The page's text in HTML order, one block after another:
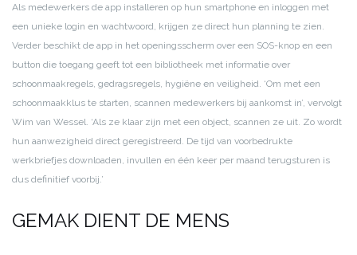
Als medewerkers de app installeren op hun smartphone en inloggen met
een unieke login en wachtwoord, krijgen ze direct hun planning te zien.
Verder beschikt de app in het openingsscherm over een SOS-knop en een
button die toegang geeft tot een bibliotheek met informatie over
schoonmaakregels, gedragsregels, hygiëne en veiligheid. ‘Om met een
schoonmaakklus te starten, scannen medewerkers bij aankomst in’, vervolgt
Wim van Wessel. ‘Als ze klaar zijn met een object, scannen ze uit. Zo wordt
hun aanwezigheid direct geregistreerd. De tijd van voorbedrukte
werkbriefjes downloaden, invullen en één keer per maand terugsturen is
dus definitief voorbij.’
GEMAK DIENT DE MENS